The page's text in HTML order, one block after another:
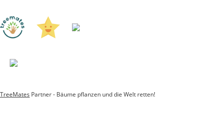
TreeMates Partner - Bäume pflanzen und die Welt retten!